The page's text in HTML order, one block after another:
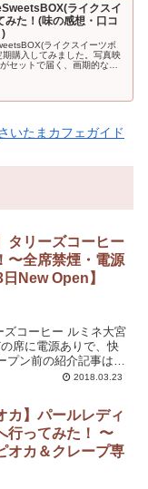
ライクスイ
みた！(味の感想・口コ
)
ライクスイーツボ
購入してみました。写真映
セットで届く、画期的なサ
いたまカフェガイド
タリーズコーヒー
〜全席禁煙・電源
New Open】
ズコーヒー ルミネ大宮
席に電源ありで、快
ン前の紹介記事はこ
2018.03.23
カ】パールレディ
行ってみた！ 〜
オカ＆クレープ専